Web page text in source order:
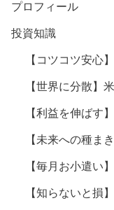
プロフィール
投資知識
【コツコツ安心
【世界に分散】
【利益を伸ばす
【未来への種ま
【毎月お小遣い
【知らないと損